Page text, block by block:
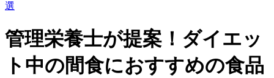
選
管理栄養士が提案！ダイエッ
ト中の間食におすすめの食品